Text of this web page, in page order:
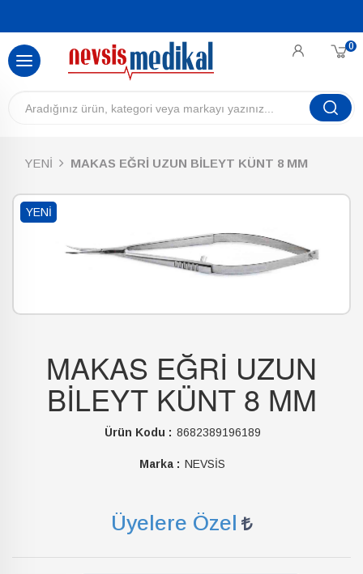
0
YENİ MAKAS EĞRİ UZUN BİLEYT KÜNT 8 MM
YENI
MAKAS EĞRİ UZUN
BİLEYT KÜNT 8 MM
Ürün Kodu : 8682389196189
Marka : NEVSİS
Üyelere Özel